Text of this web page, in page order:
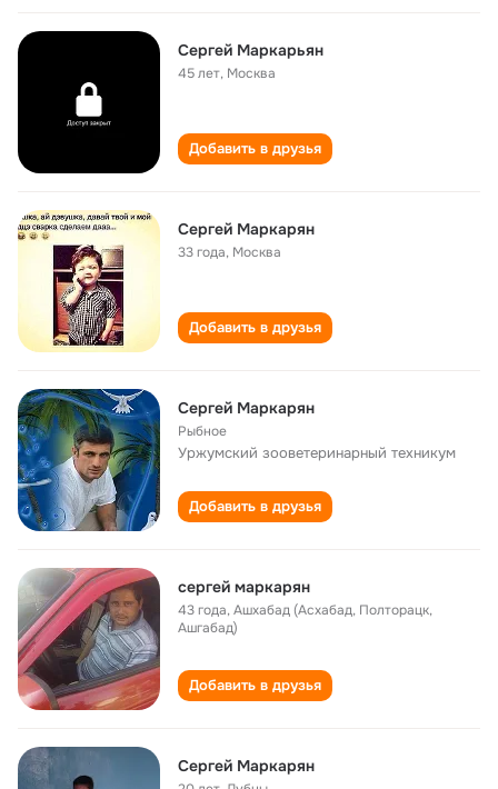
Сергей Маркарьян
45 лет, Москва
Добавить в друзья
Сергей Маркарян
33 года, Москва
Добавить в друзья
Сергей Маркарян
Рыбное
Уржумский зооветеринарный техникум
Добавить в друзья
сергей маркарян
43 года,Ашхабад (Асхабад, Полторацк,
Ашгабад)
Добавить в друзья
Сергей Маркарян